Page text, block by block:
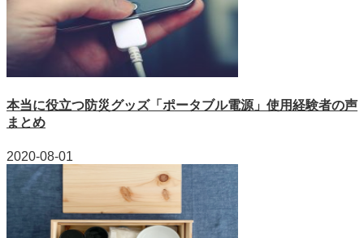
本当に役立つ防災グッズ「ポータブル電源」使用経験者の声
まとめ
2020-08-01